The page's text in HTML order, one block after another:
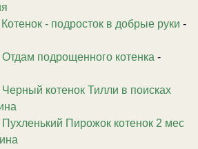
Котенок - подросток в добрые руки -
Отдам подрощенного котенка -
Черный котенок Тилли в поисках
Пухленький Пирожок котенок 2 мес